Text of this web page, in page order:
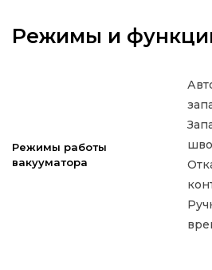
Режимы и
Режимы работы
вакууматора